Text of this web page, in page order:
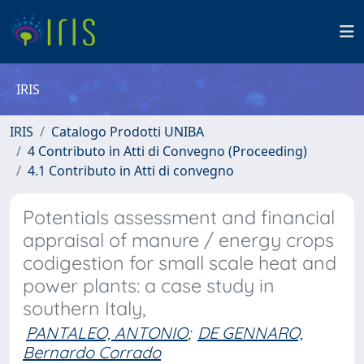
IRIS
IRIS
Catalogo Prodotti UNIBA
4 Contributo in Atti di Convegno (Proceeding)
4.1 Contributo in Atti di convegno
Potentials assessment and financial
appraisal of manure / energy crops
codigestion for small scale heat and
power plants: a case study in
southern Italy,
PANTALEO, ANTONIO; DE GENNARO,
Bernardo Corrado